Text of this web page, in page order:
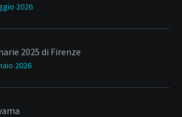
2026
2025 di Firenze
2026